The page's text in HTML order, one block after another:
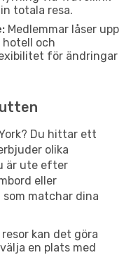
totala resa.
Medlemmar låser upp
hotell och
för ändringar
Du hittar ett
olika
är ute efter
eller
matchar dina
kan det göra
en plats med